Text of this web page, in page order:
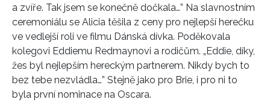
a zvíře. Tak jsem se konečně dočkala…” Na slavnostním
ceremoniálu se Alicia těšila z ceny pro nejlepší herečku
ve vedlejší roli ve filmu Dánská dívka. Poděkovala
kolegovi Eddiemu Redmaynovi a rodičům. „Eddie, díky,
žes byl nejlepším hereckým partnerem. Nikdy bych to
bez tebe nezvládla…” Stejně jako pro Brie, i pro ni to
byla první nominace na Oscara.